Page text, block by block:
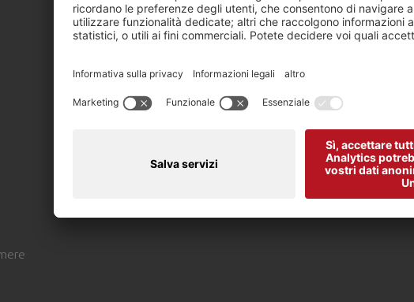
vicino al supermercato
vicino piste da sci
distanza - impianti di risalita
vicino agli impianti di risalita
distanza fiume (in m)